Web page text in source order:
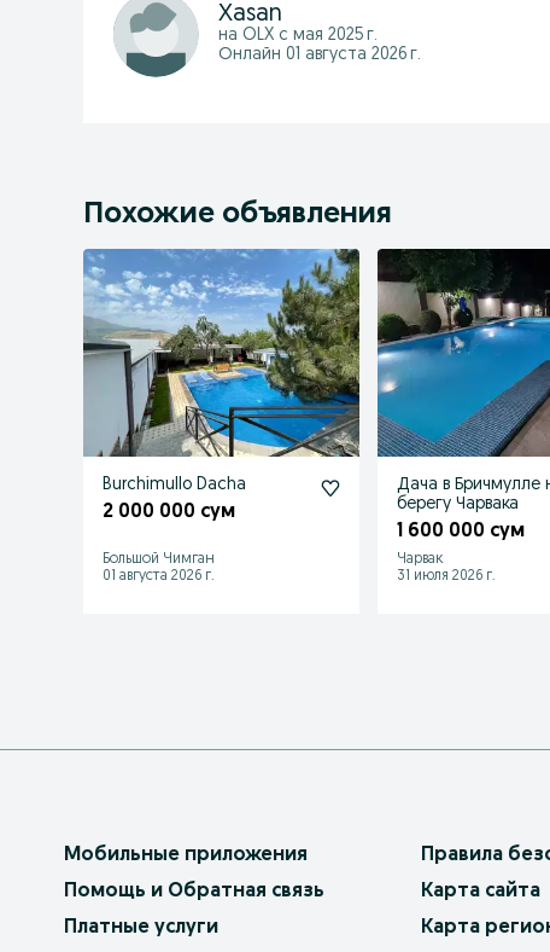
Xasan
на OLX с мая 2025 г.
Онлайн 01 августа 2026 г.
Похожие объявления
Burchimullo Dacha
2 000 000 сум
Большой Чимган
01 августа 2026 г.
Дача в Бричмулле
берегу Чарвака
1 600 000 сум
Чарвак
31 июля 2026 г.
Мобильные приложения
Помощь и Обратная связь
Платные услуги
Правила
Карта сайта
Карта